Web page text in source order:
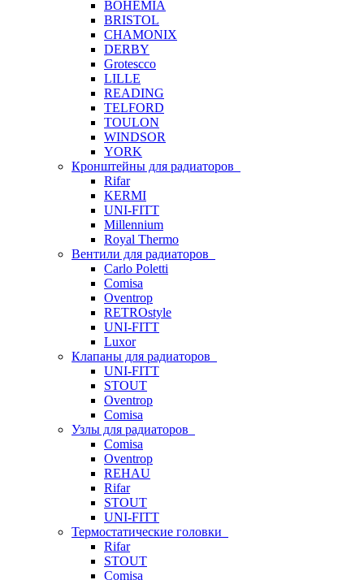
BOHEMIA
BRISTOL
CHAMONIX
DERBY
Grotescco
LILLE
READING
TELFORD
TOULON
WINDSOR
YORK
Кронштейны для радиаторов
Rifar
KERMI
UNI-FITT
Millennium
Royal Thermo
Вентили для радиаторов
Carlo Poletti
Comisa
Oventrop
RETROstyle
UNI-FITT
Luxor
Клапаны для радиаторов
UNI-FITT
STOUT
Oventrop
Comisa
Узлы для радиаторов
Comisa
Oventrop
REHAU
Rifar
STOUT
UNI-FITT
Термостатические головки
Rifar
STOUT
Comisa